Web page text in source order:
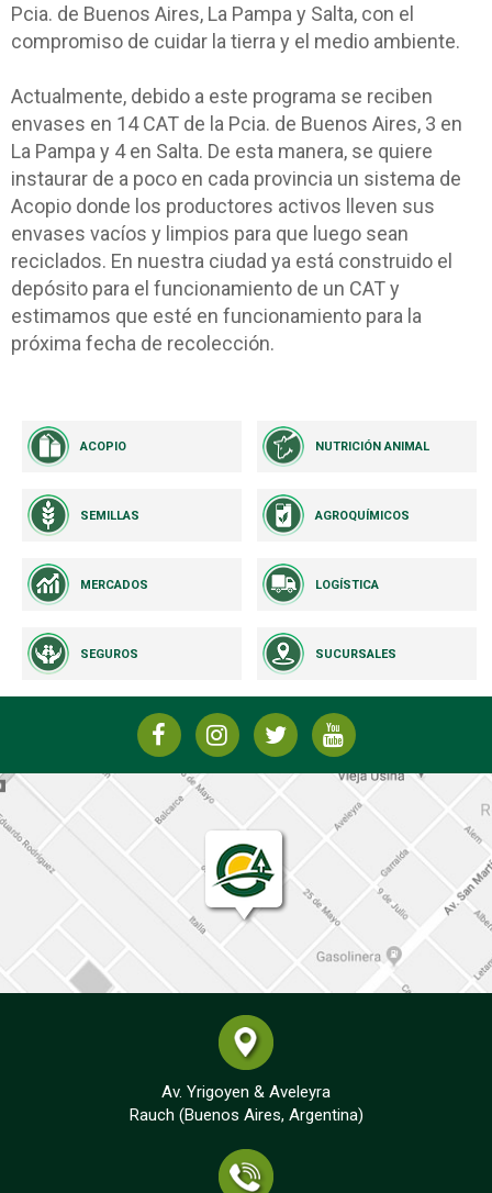
Pcia. de Buenos Aires, La Pampa y Salta, con el
compromiso de cuidar la tierra y el medio ambiente.
Actualmente, debido a este programa se reciben
envases en 14 CAT de la Pcia. de Buenos Aires, 3 en
La Pampa y 4 en Salta. De esta manera, se quiere
instaurar de a poco en cada provincia un sistema de
Acopio donde los productores activos lleven sus
envases vacíos y limpios para que luego sean
reciclados. En nuestra ciudad ya está construido el
depósito para el funcionamiento de un CAT y
estimamos que esté en funcionamiento para la
próxima fecha de recolección.
ACOPIO NUTRICIÓN ANIMAL
SEMILLAS AGROQUÍMICOS
MERCADOS LOGÍSTICA
SEGUROS SUCURSALES
Av. Yrigoyen & Aveleyra
Rauch (Buenos Aires, Argentina)